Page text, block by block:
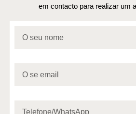
em contacto para realizar um